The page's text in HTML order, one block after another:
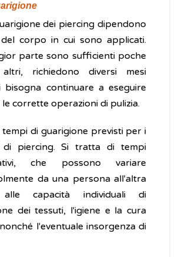
dei piercing dipendono
corpo in cui sono applicati.
parte sono sufficienti poche
altri, richiedono diversi mesi
bisogna continuare a eseguire
corrette operazioni di pulizia.
tempi di guarigione previsti per i
di piercing. Si tratta di tempi
che possono variare
da una persona all'altra
capacità individuali di
dei tessuti, l'igiene e la cura
l'eventuale insorgenza di